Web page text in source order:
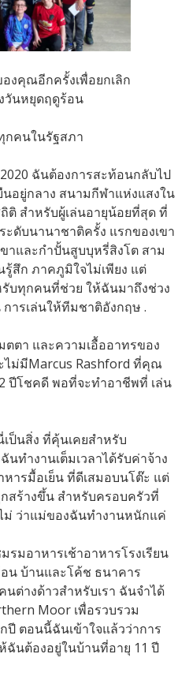
งคุณอีกครั้งเพื่อยกเลิก
วันหยุดฤดูร้อน
กคนในรัฐสภา
ฉันต้องการสะท้อนกลับไป
อยู่กลาง สนามกีฬาแห่งแสงใน
ติ สำหรับผู้เล่นอายุน้อยที่สุด ที่
ดับนานาชาติครั้ง แรกของเขา
าและกำปั้นสูบบุหรี่สิงโต สาม
สึก ภาคภูมิใจไม่เพียง แต่
รับทุกคนที่ช่วย ให้ฉันมาถึงช่วง
ารเล่นให้ทีมชาติอังกฤษ .
ตตา และความเอื้ออาทรของ
ม่มีMarcus Rashford ที่คุณ
ปีโชคดี พอที่จะทำอาชีพที่ เล่น
ป็นสิ่ง ที่คุ้นเคยสำหรับ
ทำงานเต็มเวลาได้รับค่าจ้าง
หารมื้อเย็น ที่ดีเสมอบนโต๊ะ แต่
สร้างขึ้น สำหรับครอบครัวที่
ม่ ว่าแม่ของฉันทำงานหนักแค่
รมอาหารเช้าอาหารโรงเรียน
น บ้านและโค้ช ธนาคาร
ต่างด้าวสำหรับเรา ฉันจำได้
Moor เพื่อรวบรวม
ปี ตอนนี้ฉันเข้าใจแล้วว่าการ
ฉันต้องอยู่ในบ้านที่อายุ 11 ปี